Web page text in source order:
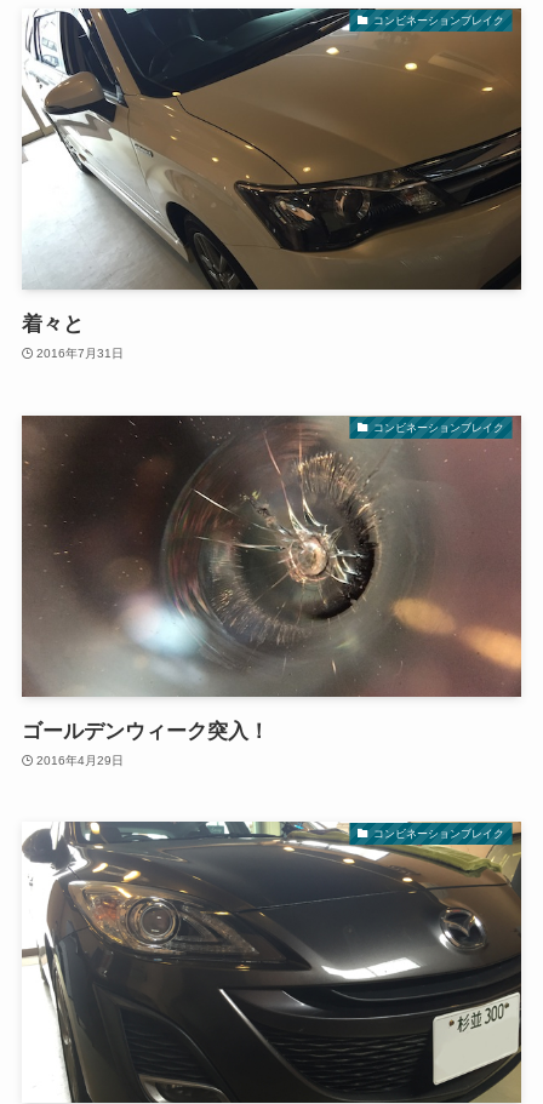
コンビネーションブレイク
着々と
2016年7月31日
コンビネーションブレイク
ゴールデンウィーク突入！
2016年4月29日
コンビネーションブレイク